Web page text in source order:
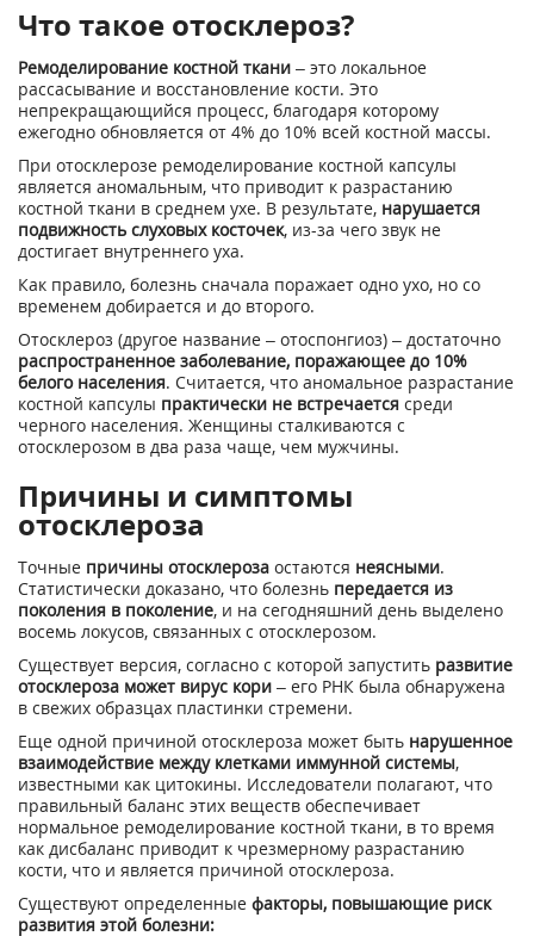
Что такое отосклероз?
Ремоделирование костной ткани – это локальное
рассасывание и восстановление кости. Это
непрекращающийся процесс, благодаря которому
ежегодно обновляется от 4% до 10% всей костной массы.
При отосклерозе ремоделирование костной капсулы
является аномальным, что приводит к разрастанию
костной ткани в среднем ухе. В результате, нарушается
подвижность слуховых косточек, из-за чего звук не
достигает внутреннего уха.
Как правило, болезнь сначала поражает одно ухо, но со
временем добирается и до второго.
Отосклероз (другое название – отоспонгиоз) – достаточно
распространенное заболевание, поражающее до 10%
белого населения. Считается, что аномальное разрастание
костной капсулы практически не встречается среди
черного населения. Женщины сталкиваются с
отосклерозом в два раза чаще, чем мужчины.
Причины и симптомы
отосклероза
Точные причины отосклероза остаются неясными.
Статистически доказано, что болезнь передается из
поколения в поколение, и на сегодняшний день выделено
восемь локусов, связанных с отосклерозом.
Существует версия, согласно с которой запустить развитие
отосклероза может вирус кори – его РНК была обнаружена
в свежих образцах пластинки стремени.
Еще одной причиной отосклероза может быть нарушенное
взаимодействие между клетками иммунной системы,
известными как цитокины. Исследователи полагают, что
правильный баланс этих веществ обеспечивает
нормальное ремоделирование костной ткани, в то время
как дисбаланс приводит к чрезмерному разрастанию
кости, что и является причиной отосклероза.
Существуют определенные факторы, повышающие риск
развития этой болезни: